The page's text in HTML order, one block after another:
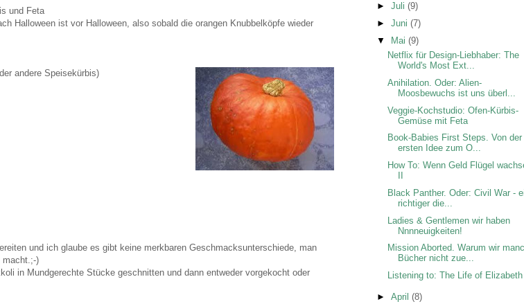
und Feta
Halloween ist vor Halloween, also sobald die orangen Knubbelköpfe wieder
andere Speisekürbis)
und ich glaube es gibt keine merkbaren Geschmacksunterschiede, man
macht.;-)
in Mundgerechte Stücke geschnitten und dann entweder vorgekocht oder
► Juli (9)
► Juni (7)
▼ Mai (9)
Netflix für Design-Liebhaber: The
World's Most Ext...
Anihilation. Oder: Alien-
Moosbewuchs ist uns überl...
Veggie-Kochstudio: Ofen-Kürbis-
Gemüse mit Feta
Book-Babies First Steps. Von der
ersten Idee zum O...
How To: Wenn Geld Flügel
Black Panther. Oder: Civil War -
richtiger die...
Ladies & Gentlemen wir haben
Nnnneuigkeiten!
Mission Aborted. Warum wir
Bücher nicht zue...
Listening to: The Life of
► April (8)